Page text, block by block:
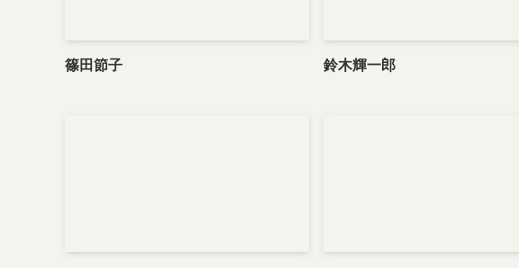
篠田節子 鈴木輝一郎